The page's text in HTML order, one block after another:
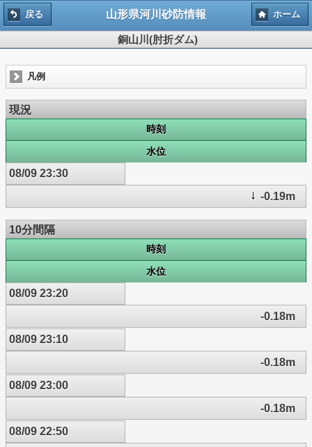
戻る 山形県河川砂防情報 ホーム
銅山川(肘折ダム)
凡例
現況
時刻
水位
08/09 23:30
-0.19m
10分間隔
時刻
水位
08/09 23:20
-0.18m
08/09 23:10
-0.18m
08/09 23:00
-0.18m
08/09 22:50